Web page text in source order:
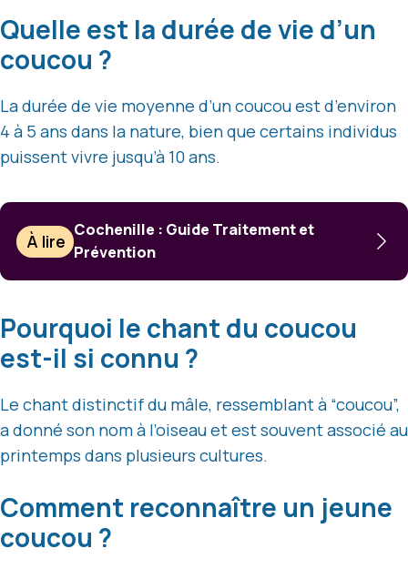
Quelle est la durée de vie d’un
coucou ?
La durée de vie moyenne d’un coucou est d’environ
4 à 5 ans dans la nature, bien que certains individus
puissent vivre jusqu’à 10 ans.
À lire
Cochenille : Guide Traitement et
Prévention
Pourquoi le chant du coucou
est-il si connu ?
Le chant distinctif du mâle, ressemblant à “coucou”,
a donné son nom à l’oiseau et est souvent associé au
printemps dans plusieurs cultures.
Comment reconnaître un jeune
coucou ?